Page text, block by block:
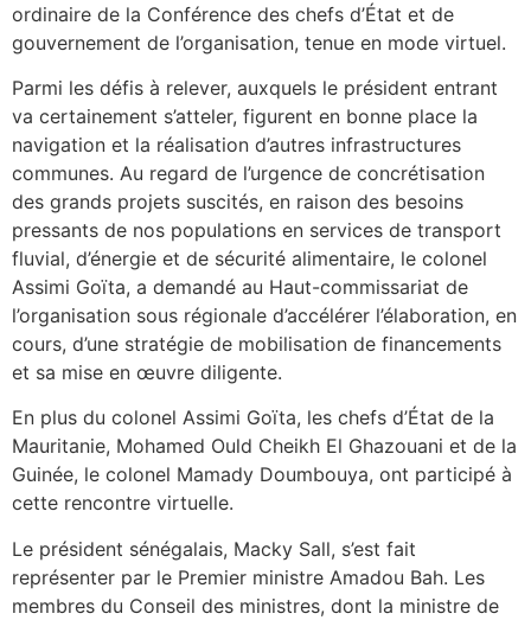
ordinaire de la Conférence des chefs d’État et de
gouvernement de l’organisation, tenue en mode virtuel.
Parmi les défis à relever, auxquels le président entrant
va certainement s’atteler, figurent en bonne place la
navigation et la réalisation d’autres infrastructures
communes. Au regard de l’urgence de concrétisation
des grands projets suscités, en raison des besoins
pressants de nos populations en services de transport
fluvial, d’énergie et de sécurité alimentaire, le colonel
Assimi Goïta, a demandé au Haut-commissariat de
l’organisation sous régionale d’accélérer l’élaboration, en
cours, d’une stratégie de mobilisation de financements
et sa mise en œuvre diligente.
En plus du colonel Assimi Goïta, les chefs d’État de la
Mauritanie, Mohamed Ould Cheikh El Ghazouani et de la
Guinée, le colonel Mamady Doumbouya, ont participé à
cette rencontre virtuelle.
Le président sénégalais, Macky Sall, s’est fait
représenter par le Premier ministre Amadou Bah. Les
membres du Conseil des ministres, dont la ministre de